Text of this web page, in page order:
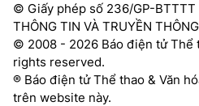
© Giấy phép số 236/GP-
THÔNG TIN VÀ TRUYỀN
© 2008 - 2026 Báo điện tử Thể
rights reserved.
® Báo điện tử Thể thao & Văn
trên website này.